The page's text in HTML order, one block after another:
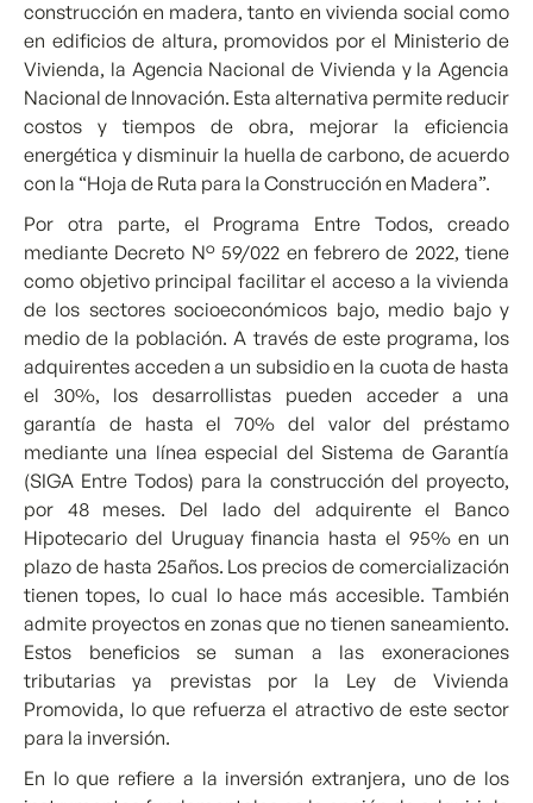
construcción en madera, tanto en vivienda social como
en edificios de altura, promovidos por el Ministerio de
Vivienda, la Agencia Nacional de Vivienda y la Agencia
Nacional de Innovación. Esta alternativa permite reducir
costos y tiempos de obra, mejorar la eficiencia
energética y disminuir la huella de carbono, de acuerdo
con la “Hoja de Ruta para la Construcción en Madera”.
Por otra parte, el Programa Entre Todos, creado
mediante Decreto N° 59/022 en febrero de 2022, tiene
como objetivo principal facilitar el acceso a la vivienda
de los sectores socioeconómicos bajo, medio bajo y
medio de la población. A través de este programa, los
adquirentes acceden a un subsidio en la cuota de hasta
el 30%, los desarrollistas pueden acceder a una
garantía de hasta el 70% del valor del préstamo
mediante una línea especial del Sistema de Garantía
(SIGA Entre Todos) para la construcción del proyecto,
por 48 meses. Del lado del adquirente el Banco
Hipotecario del Uruguay financia hasta el 95% en un
plazo de hasta 25años. Los precios de comercialización
tienen topes, lo cual lo hace más accesible. También
admite proyectos en zonas que no tienen saneamiento.
Estos beneficios se suman a las exoneraciones
tributarias ya previstas por la Ley de Vivienda
Promovida, lo que refuerza el atractivo de este sector
para la inversión.
En lo que refiere a la inversión extranjera, uno de los